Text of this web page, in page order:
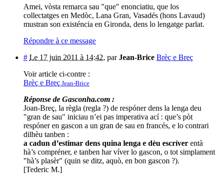
Amei, vòsta remarca sau "que" enonciatiu, que los
collectatges en Medòc, Lana Gran, Vasadés (hons Lavaud)
mustran son existéncia en Gironda, dens lo lengatge parlat.
Répondre à ce message
# Le 17 juin 2011 à 14:42, parJean-Brice Brèç e Breç
Voir article ci-contre :
Brèç e Breç Jean-Brice
Réponse de Gasconha.com :
Joan-Breç, la règla (regla ?) de respóner dens la lenga deu
"gran de sau" iniciau n’ei pas imperativa ací : que’s pòt
respóner en gascon a un gran de sau en francés, e lo contrari
dilhèu tanben :
a cadun d’estimar dens quina lenga e dèu escríver entà
hà’s compréner, e tanben har víver lo gascon, o tot simplament
"hà’s plasèr" (quin se ditz, aquò, en bon gascon ?).
[Tederic M.]